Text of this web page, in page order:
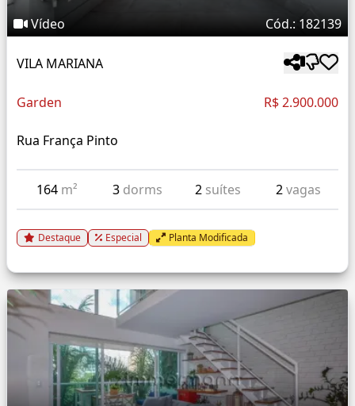
Vídeo Cód.: 182139
VILA MARIANA
Garden R$ 2.900.000
Rua França Pinto
164 m² 3 dorms 2 suítes 2vagas
Destaque Especial Planta Modificada